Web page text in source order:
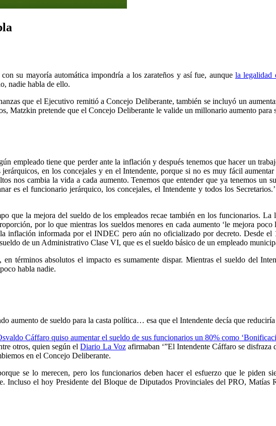
su mayoría automática impondría a los zarateños y así fue, aunque la legalidad
nadie habla de ello.
que el Ejecutivo remitió a Concejo Deliberante, también se incluyó un
Matzkin pretende que el Concejo Deliberante le valide un millonario aumento para
empleado tiene que perder ante la inflación y después tenemos que hacer un
en los concejales y en el Intendente, porque si no es muy fácil
nos cambia la vida a cada aumento. Tenemos que entender que ya tenemos un
es el funcionario jerárquico, los concejales, el Intendente y todos los
que la mejora del sueldo de los empleados recae también en los funcionarios.
por lo que mientras los sueldos menores en cada aumento ‘le mejora
inflación informada por el INDEC pero aún no oficializado por decreto. Desde el
de un Administrativo Clase VI, que es el sueldo básico de un empleado
términos absolutos el impacto es sumamente dispar. Mientras el sueldo del
habla nadie.
aumento de sueldo para la casta política… esa que el Intendente decía que
Cáffaro quiso aumentar el sueldo de sus funcionarios un 80% como
otros, quien según elDiario La Vozafirmaban ‘”El Intendente Cáffaro se disfraza
en el Concejo Deliberante.
se lo merecen, pero los funcionarios deben hacer el esfuerzo que le piden
Incluso el hoy Presidente del Bloque de Diputados Provinciales del PRO, Matías